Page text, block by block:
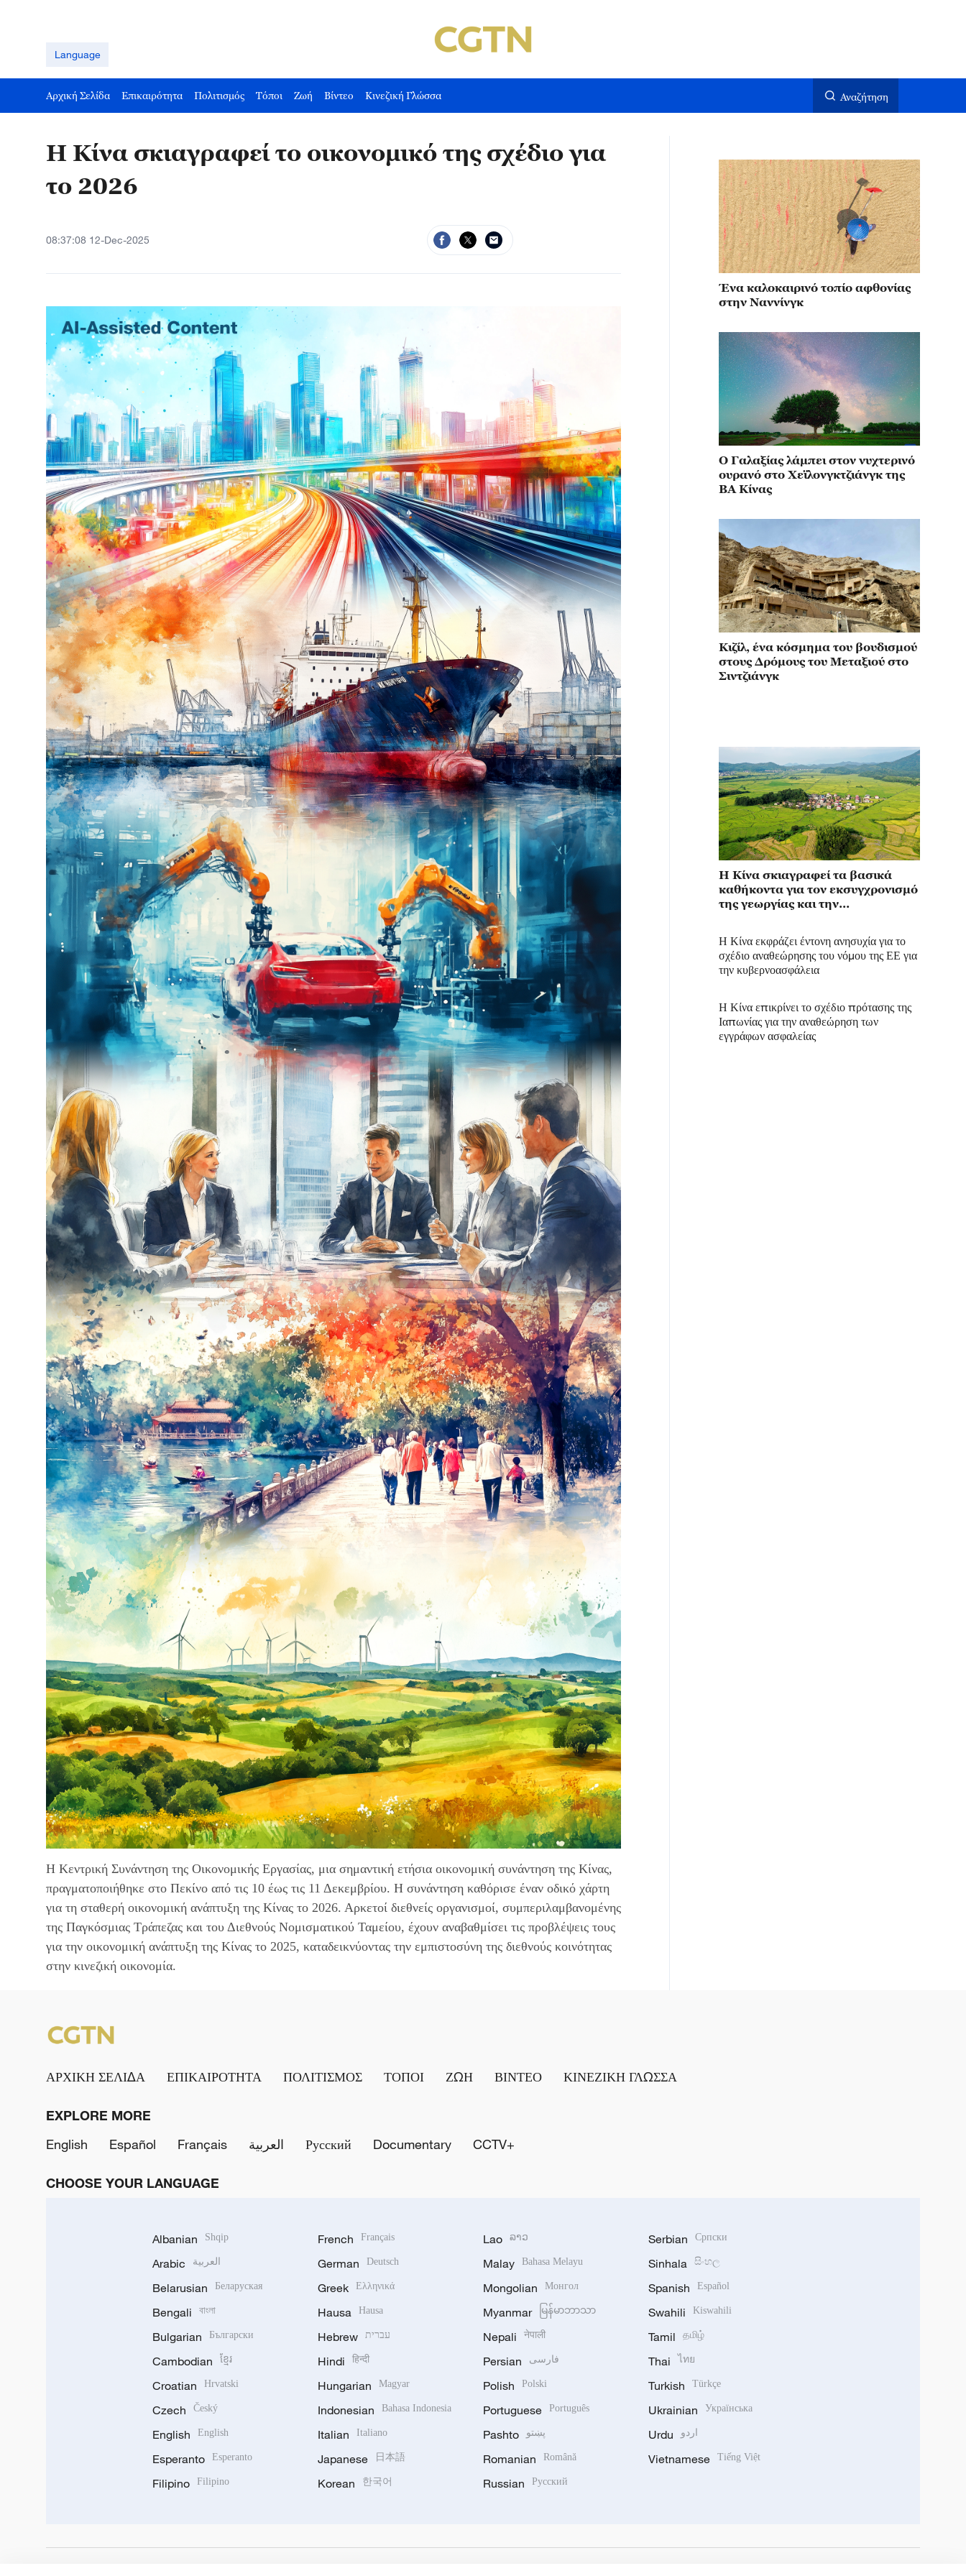
Language
Αρχική Σελίδα Επικαιρότητα Πολιτισμός Τόποι Ζωή Βίντεο Κινεζική Γλώσσα Αναζήτηση
Η Κίνα σκιαγραφεί το οικονομικό της σχέδιο για
το 2026
08:37:08 12-Dec-2025
Η Κεντρική Συνάντηση της Οικονομικής Εργασίας, μια σημαντική ετήσια οικονομική συνάντηση της Κίνας,
πραγματοποιήθηκε στο Πεκίνο από τις 10 έως τις 11 Δεκεμβρίου. Η συνάντηση καθόρισε έναν οδικό χάρτη
για τη σταθερή οικονομική ανάπτυξη της Κίνας το 2026. Αρκετοί διεθνείς οργανισμοί, συμπεριλαμβανομένης
της Παγκόσμιας Τράπεζας και του Διεθνούς Νομισματικού Ταμείου, έχουν αναβαθμίσει τις προβλέψεις τους
για την οικονομική ανάπτυξη της Κίνας το 2025, καταδεικνύοντας την εμπιστοσύνη της διεθνούς κοινότητας
στην κινεζική οικονομία.
Ένα καλοκαιρινό τοπίο αφθονίας
στην Ναννίνγκ
Ο Γαλαξίας λάμπει στον νυχτερινό
ουρανό στο Χεϊλονγκτζιάνγκ της
ΒΑ Κίνας
Κιζίλ, ένα κόσμημα του βουδισμού
στους Δρόμους του Μεταξιού στο
Σιντζιάνγκ
Η Κίνα σκιαγραφεί τα βασικά
καθήκοντα για τον εκσυγχρονισμό
της γεωργίας και την
2026
Η Κίνα εκφράζει έντονη ανησυχία για το
σχέδιο αναθεώρησης του νόμου της ΕΕ για
την κυβερνοασφάλεια
Η Κίνα επικρίνει το σχέδιο πρότασης της
Ιαπωνίας για την αναθεώρηση των
εγγράφων ασφαλείας
ΑΡΧΙΚΗ ΣΕΛΙΔΑ ΕΠΙΚΑΙΡΟΤΗΤΑ ΠΟΛΙΤΙΣΜΟΣ ΤΟΠΟΙ ΖΩΗ ΒΙΝΤΕΟ ΚΙΝΕΖΙΚΗ ΓΛΩΣΣΑ
EXPLORE MORE
English
Español Français العربية Русский Documentary CCTV+
CHOOSE YOUR LANGUAGE
Albanian Shqip
Arabic العربية
Belarusian Беларуская
Bengali বাংলা
Bulgarian Български
Cambodian ខ្មែរ
Croatian Hrvatski
Czech Český
English English
Esperanto Esperanto
Filipino Filipino
French Français
German Deutsch
Greek Ελληνικά
Hausa Hausa
Hebrew עברית
Hindi हिन्दी
Hungarian Magyar
Indonesian Bahasa Indonesia
Italian Italiano
Japanese 日本語
Korean 한국어
Lao ລາວ
Malay Bahasa Melayu
Mongolian Монгол
Myanmar မြန်မာဘာသာ
Nepali नेपाली
Persian فارسی
Polish Polski
Portuguese Português
Pashto پښتو
Romanian Română
Russian Русский
Serbian Српски
Sinhala සිංහල
Spanish Español
Swahili Kiswahili
Tamil தமிழ்
Thai ไทย
Turkish Türkçe
Ukrainian Українська
Urdu اردو
Vietnamese Tiếng Việt